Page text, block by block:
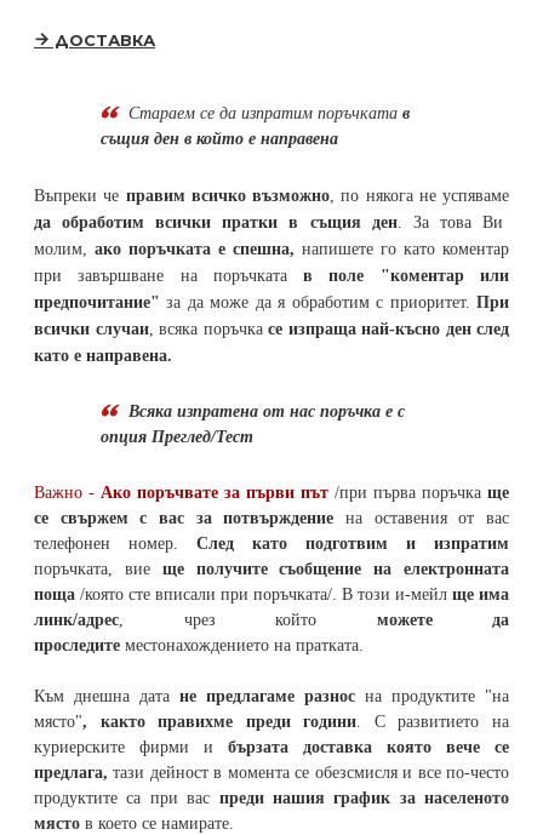
ДОСТАВКА
Стараем се да изпратим поръчката в
същия ден в който е направена
Въпреки че правим всичко възможно, по някога не успяваме
да обработим всички пратки в същия ден. За това Ви
молим, ако поръчката е спешна, напишете го като коментар
при завършване на поръчкатав поле "коментар или
предпочитание" за да може да я обработим с приоритет. При
всички случаи, всяка поръчка се изпраща най-късно ден след
като е направена.
Всяка изпратена от нас поръчка е с
опция Преглед/Тест
Важно - Ако поръчвате за първи път /при първа поръчка ще
се свържем с вас за потвърждение на оставения от вас
телефонен номер. След като подготвим и изпратим
поръчката, вие ще получите съобщение на електронната
поща /която сте вписали при поръчката/. В този и-мейл ще има
линк/адрес, чрез който можете да
проследите местонахождението на пратката.
Към днешна дата не предлагаме разнос на продуктите "на
място", както правихме преди години. С развитието на
куриерските фирми и бързата доставка която вече се
предлага, тази дейност в момента се обезсмисля и все по-често
продуктите са при вас преди нашия график за населеното
място в което се намирате.